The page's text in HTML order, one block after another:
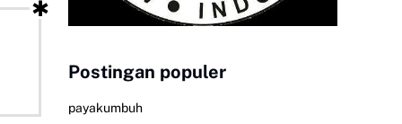
Postingan populer
payakumbuh